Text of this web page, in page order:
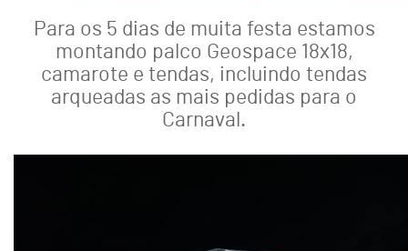
Para os 5 dias de muita festa estamos
montando palco Geospace 18x18,
camarote e tendas, incluindo tendas
arqueadas as mais pedidas para o
Carnaval.